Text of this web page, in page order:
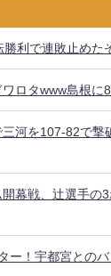
利で連敗止めた
ロタwww島根に
河を107-82で撃
幕戦、辻選手の
ー！宇都宮との